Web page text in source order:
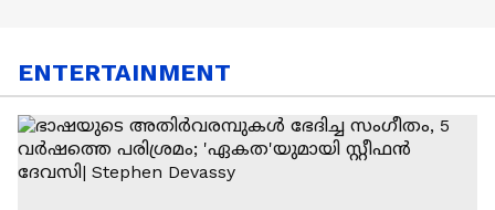
ENTERTAINMENT